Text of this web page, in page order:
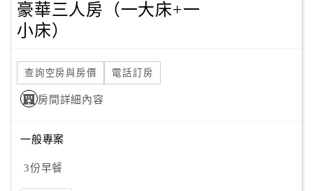
豪華三人房（一大床+一
小床）
查詢空房與房價 電話訂房
房間詳細內容
一般專案
3份早餐